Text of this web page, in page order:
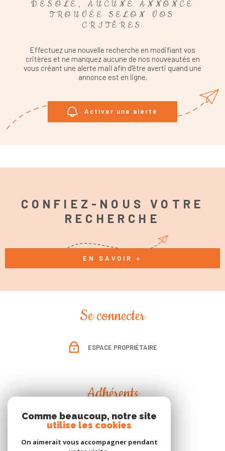
DÉSOLÉ, AUCUNE ANNONCE
TROUVÉE SELON VOS
CRITÈRES
Effectuez une nouvelle recherche en modifiant vos
critères et ne manquez aucune de nos nouveautés en
vous créant une alerte mail afin d'être averti quand une
annonce est en ligne.
Activer une alerte
CONFIEZ-NOUS VOTRE
RECHERCHE
EN SAVOIR +
Se connecter
ESPACE PROPRIÉTAIRE
Adhérents
Comme beaucoup, notre site
utilise les cookies
On aimerait vous accompagner pendant